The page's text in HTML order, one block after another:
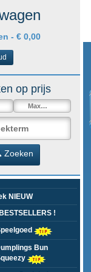
- € 0,00
op prijs
Zoeken
NIEUW
!
Bun